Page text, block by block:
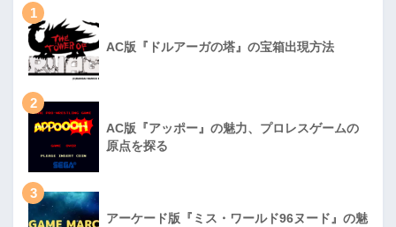
1
AC版『ドルアーガの塔』の宝箱出現方法
2
AC版『アッポー』の魅力、プロレスゲームの
原点を探る
3
アーケード版『ミス・ワールド96ヌード』の魅